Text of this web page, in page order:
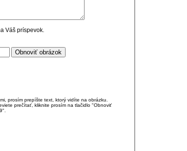
Váš príspevok.
prosím prepíšte text, ktorý vidíte na obrázku.
prečítať, kliknite prosím na tlačidlo "Obnoviť